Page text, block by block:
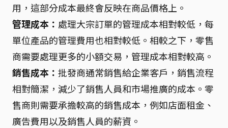
用，這部分成本最終會反映在商品價格上。
管理成本： 處理大宗訂單的管理成本相對較低，每
單位產品的管理費用也相對較低。相較之下，零售
商需要處理更多的小額交易，管理成本相對較高。
銷售成本： 批發商通常銷售給企業客戶，銷售流程
相對簡潔，減少了銷售人員和市場推廣的成本。零
售商則需要承擔較高的銷售成本，例如店面租金、
廣告費用以及銷售人員的薪資。